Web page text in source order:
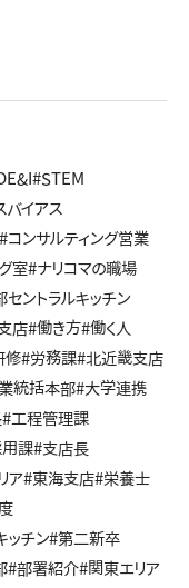
#STEM
バイアス
#コンサルティング営業
室#ナリコマの職場
セントラルキッチン
店#働き方#働く人
修#労務課#北近畿支店
統括本部#大学連携
#工程管理課
課#支店長
ア#東海支店#栄養士
ッチン#第二新卒
#部署紹介#関東エリア